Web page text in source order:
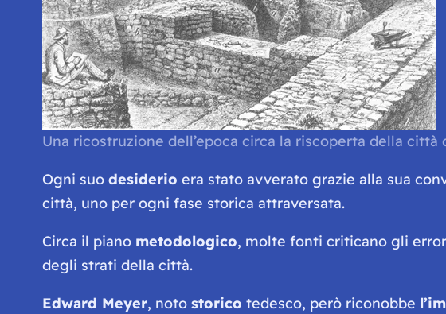
Una ricostruzione dell’epoca circa la riscoperta della
Ogni suo desiderio era stato avverato grazie alla sua
città, uno per ogni fase storica attraversata.
Circa il piano metodologico, molte fonti criticano gli
degli strati della città.
Edward Meyer, noto storico tedesco, però riconobbe